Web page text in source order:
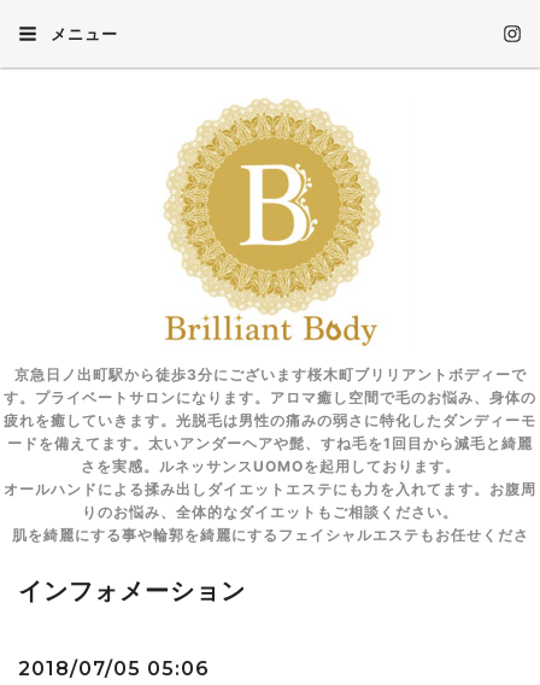
メニュー
京急日ノ出町駅から徒歩3分にございます桜木町ブリリアントボディーで
す。プライベートサロンになります。アロマ癒し空間で毛のお悩み、身体の
疲れを癒していきます。光脱毛は男性の痛みの弱さに特化したダンディーモ
ードを備えてます。太いアンダーヘアや髭、すね毛を1回目から減毛と綺麗
さを実感。ルネッサンスUOMOを起用しております。
オールハンドによる揉み出しダイエットエステにも力を入れてます。お腹周
りのお悩み、全体的なダイエットもご相談ください。
肌を綺麗にする事や輪郭を綺麗にするフェイシャルエステもお任せくださ
インフォメーション
2018/07/05 05:06